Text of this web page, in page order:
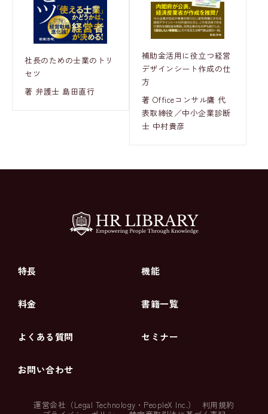
社長のための士業のトリ
セツ
著 弁護士 島田直行
補助金活用に役立つ経営
デザインシート作成の仕
方
著 Officeコンサル鷹 代
表取締役／中小企業診断
士 中村貴彦
特長 機能
料金 書籍一覧
よくある質問 セミナー
お問い合わせ
運営会社（Legal Technology ・ PeopleX Inc.）
利用規約